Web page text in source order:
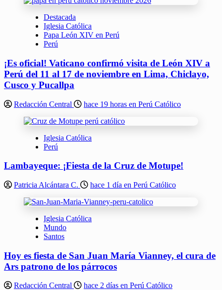
Destacada
Iglesia Católica
Papa León XIV en Perú
Perú
¡Es oficial! Vaticano confirmó visita de León XIV a
Perú del 11 al 17 de noviembre en Lima, Chiclayo,
Cusco y Pucallpa
Redacción Central hace 19 horas en Perú Católico
Iglesia Católica
Perú
Lambayeque: ¡Fiesta de la Cruz de Motupe!
Patricia Alcántara C. hace 1 día en Perú Católico
Iglesia Católica
Mundo
Santos
Hoy es fiesta de San Juan María Vianney, el cura de
Ars patrono de los párrocos
Redacción Central hace 2 días en Perú Católico